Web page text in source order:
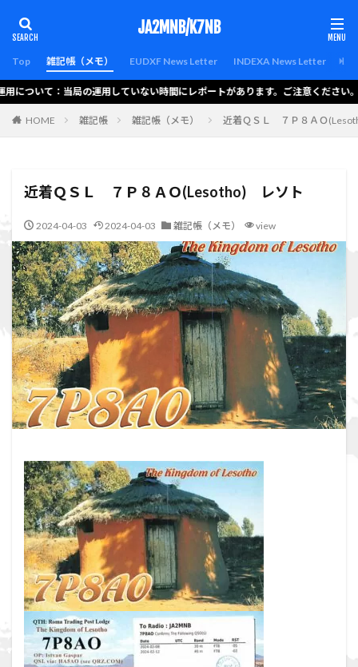
JA2MNB/K7NB
Top 雑記帳（メモ） EUDXF News Letter INDEXA News Letter
いて：当局の運用していない時間にレポートがあります。ご注意ください。
HOME 雑記帳 雑記帳（メモ） 近着ＱＳＬ ７Ｐ８ＡＯ
近着ＱＳＬ ７Ｐ８ＡＯ(Lesotho) レソト
2024-04-03 2024-04-03 雑記帳（メモ） view
検索